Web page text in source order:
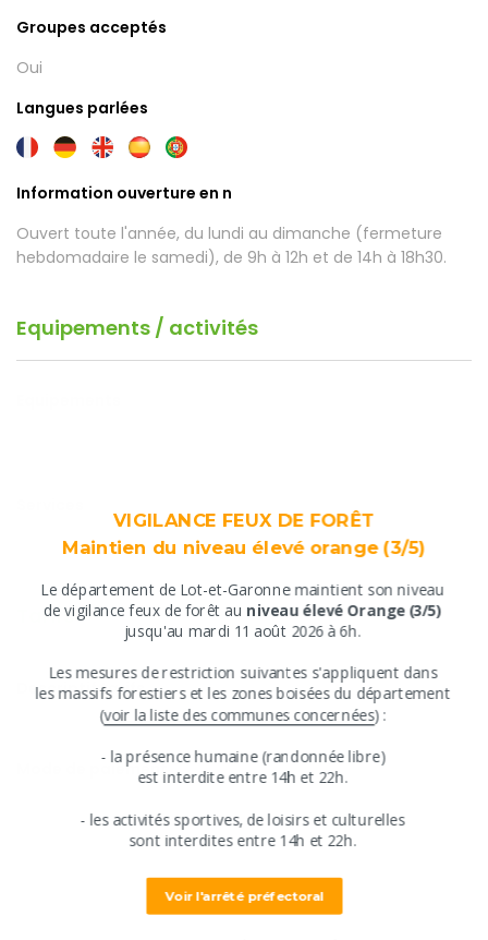
Groupes acceptés
Oui
Langues parlées
Information ouverture en n
Ouvert toute l'année, du lundi au dimanche (fermeture
hebdomadaire le samedi), de 9h à 12h et de 14h à 18h30.
Equipements / activités
Boutique
Tarifs
Descriptif tarifs
Des prix pour tous les budgets. :
Mode de paiement
Cartes de paiement, Chèques bancaires et postaux,
VIGILANCE FEUX DE FORÊT
Maintien du niveau élevé orange (3/5)
Le département de Lot-et-Garonne maintient son niveau
​de vigilance feux de forêt au niveau élevé Orange (3/5)
jusqu'au mardi 11 août 2026 à 6h.
​Les mesures de restriction suivantes s'appliquent ​dans
​les massifs forestiers et les zones boisées du département
​(voir la liste des communes concernées) :
​​- ​la présence humaine (randonnée libre)
​est interdite entre ​14h et 22h.
​- les activités sportives, de loisirs et culturelles
​sont interdites ​entre 14h et 22h.
Voir l'arrêté préfectoral